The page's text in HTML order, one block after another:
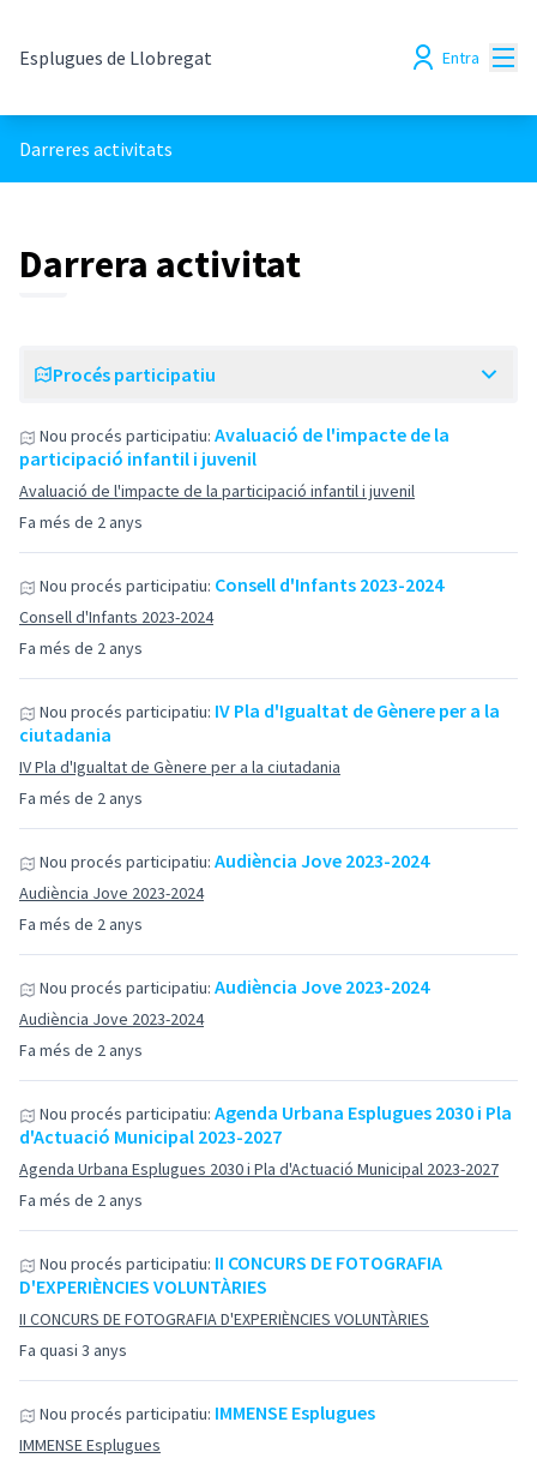
Esplugues de Llobregat Entra
Darreres activitats
Darrera activitat
Procés participatiu
Fa més de 2 anys
Nou procés participatiu: Avaluació de l'impacte de la
participació infantil i juvenil
Avaluació de l'impacte de la participació infantil i juvenil
Fa més de 2 anys
Nou procés participatiu: Consell d'Infants 2023-2024
Consell d'Infants 2023-2024
Fa més de 2 anys
Nou procés participatiu: IV Pla d'Igualtat de Gènere per a la
ciutadania
IV Pla d'Igualtat de Gènere per a la ciutadania
Fa més de 2 anys
Nou procés participatiu: Audiència Jove 2023-2024
Audiència Jove 2023-2024
Fa més de 2 anys
Nou procés participatiu: Audiència Jove 2023-2024
Audiència Jove 2023-2024
Fa més de 2 anys
Nou procés participatiu: Agenda Urbana Esplugues 2030 i Pla
d'Actuació Municipal 2023-2027
Agenda Urbana Esplugues 2030 i Pla d'Actuació Municipal 2023-2027
Fa quasi 3 anys
Nou procés participatiu: II CONCURS DE FOTOGRAFIA
D'EXPERIÈNCIES VOLUNTÀRIES
II CONCURS DE FOTOGRAFIA D'EXPERIÈNCIES VOLUNTÀRIES
Nou procés participatiu: IMMENSE Esplugues
IMMENSE Esplugues